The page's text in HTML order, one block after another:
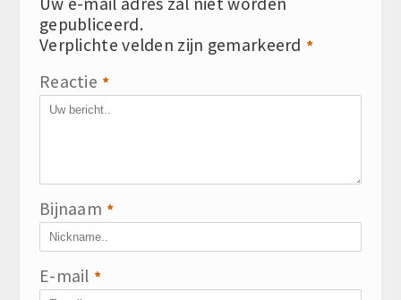
gepubliceerd.
Verplichte velden zijn gemarkeerd *
Reactie *
Bijnaam *
E-mail *